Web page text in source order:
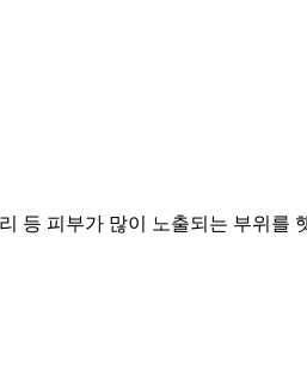
등 피부가 많이 노출되는 부위를